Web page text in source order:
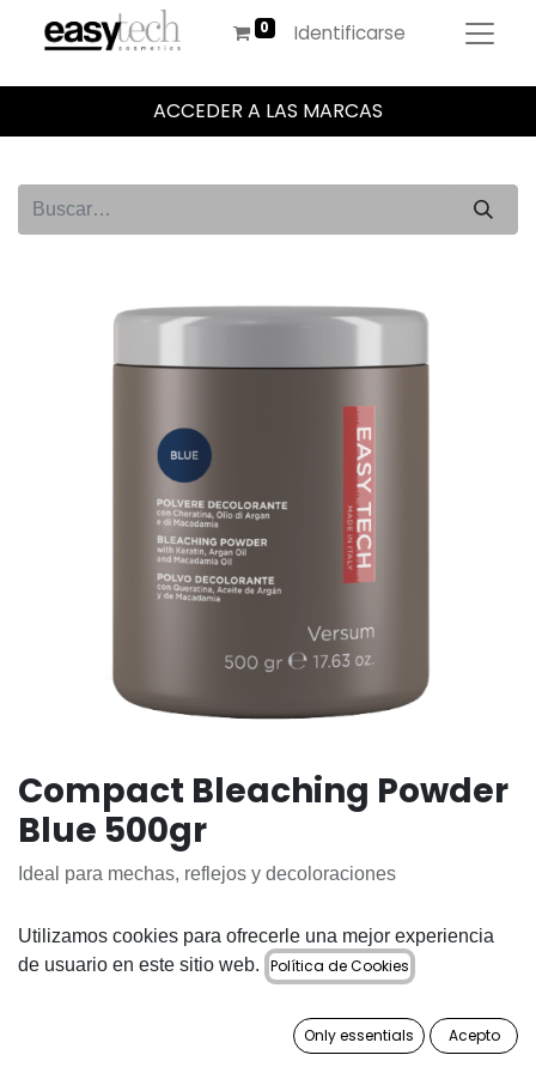
Identificarse
ACCEDER A LAS MARCAS
Compact Bleaching Powder
Blue 500gr
Ideal para mechas, reflejos y decoloraciones
41,15€
Utilizamos cookies para ofrecerle una mejor experiencia
de usuario en este sitio web. Política de Cookies
Only essentials Acepto